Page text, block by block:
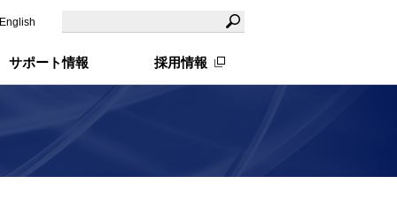
English
サポート情報 採用情報